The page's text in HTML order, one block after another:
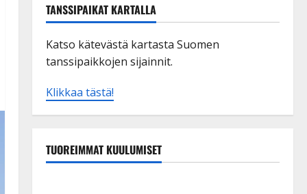
TANSSIPAIKAT KARTALLA
Katso kätevästä kartasta Suomen
tanssipaikkojen sijainnit.
Klikkaa tästä!
TUOREIMMAT KUULUMISET